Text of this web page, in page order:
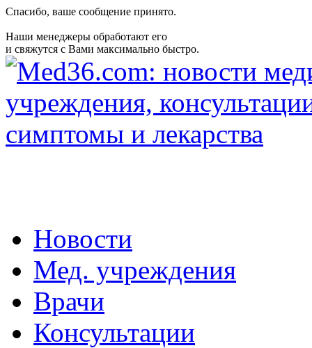
Спасибо, ваше сообщение принято.
Наши менеджеры обработают его
и свяжутся с Вами максимально быстро.
Новости
Мед. учреждения
Врачи
Консультации